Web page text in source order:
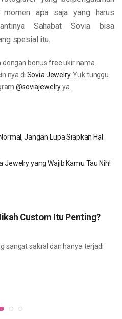
apa saja yang harus
Sahabat Sovia bisa
spesial itu.
bonus free ukir nama.
nya di Sovia Jewelry. Yuk tunggu
@soviajewelryya .
Jangan Lupa Siapkan Hal
Jewelry yang Wajib Kamu Tau Nih!
Custom Itu Penting?
sangat sakral dan hanya terjadi